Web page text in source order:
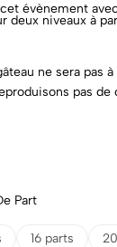
évènement
deux niveaux à
ne sera pas
pas
Part
16 parts